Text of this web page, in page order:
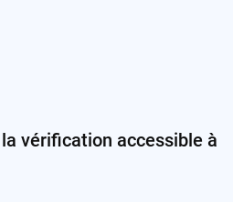
vérification accessible à